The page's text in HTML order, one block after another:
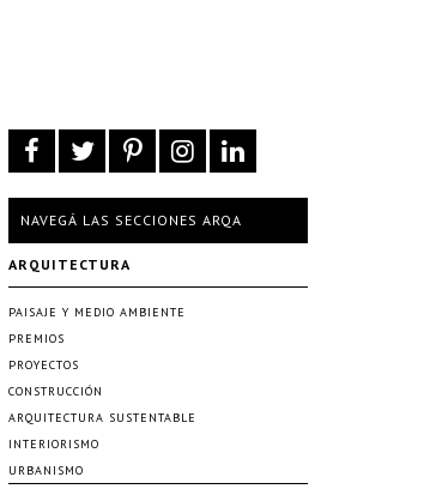
NAVEGÁ LAS SECCIONES ARQA
ARQUITECTURA
PAISAJE Y MEDIO AMBIENTE
PREMIOS
PROYECTOS
CONSTRUCCIÓN
ARQUITECTURA SUSTENTABLE
INTERIORISMO
URBANISMO